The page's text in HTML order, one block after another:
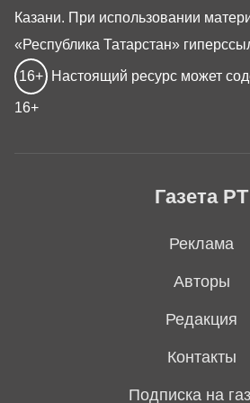
Газета РТ
Реклама
Авторы
Редакция
Контакты
Подписка на
Казани. При использовании
«Республика Татарстан»
16+ Настоящий ресурс может
16+